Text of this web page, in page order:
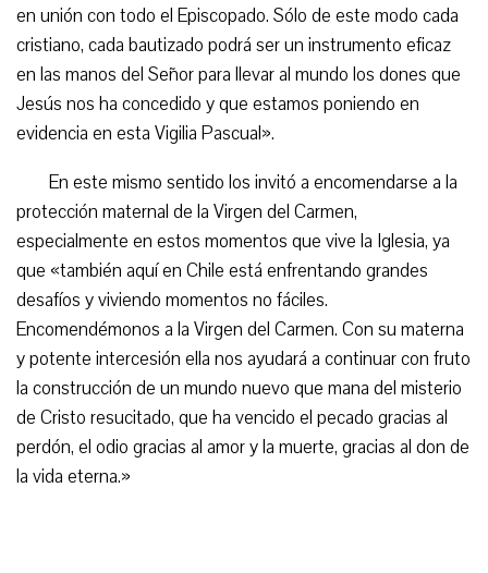
en unión con todo el Episcopado. Sólo de este modo cada
cristiano, cada bautizado podrá ser un instrumento eficaz
en las manos del Señor para llevar al mundo los dones que
Jesús nos ha concedido y que estamos poniendo en
evidencia en esta Vigilia Pascual».
En este mismo sentido los invitó a encomendarse a la
protección maternal de la Virgen del Carmen,
especialmente en estos momentos que vive la Iglesia, ya
que «también aquí en Chile está enfrentando grandes
desafíos y viviendo momentos no fáciles.
Encomendémonos a la Virgen del Carmen. Con su materna
y potente intercesión ella nos ayudará a continuar con fruto
la construcción de un mundo nuevo que mana del misterio
de Cristo resucitado, que ha vencido el pecado gracias al
perdón, el odio gracias al amor y la muerte, gracias al don de
la vida eterna.»